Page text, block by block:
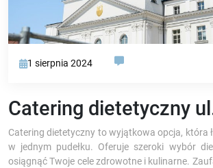
1 sierpnia 2024
Catering dietetyczny
Catering dietetyczny to wyjątkowa opcja, która
w jednym pudełku. Oferuje szeroki wybór
osiągnąć Twoje cele zdrowotne i kulinarne.